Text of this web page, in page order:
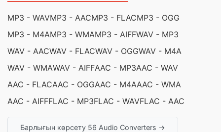
MP3 - WAVMP3 - AACMP3 - FLACMP3 - OGG
MP3 - M4AMP3 - WMAMP3 - AIFFWAV - MP3
WAV - AACWAV - FLACWAV - OGGWAV - M4A
WAV - WMAWAV - AIFFAAC - MP3AAC - WAV
AAC - FLACAAC - OGGAAC - M4AAAC - WMA
AAC - AIFFFLAC - MP3FLAC - WAVFLAC - AAC
Барлығын көрсету 56 Audio Converters →